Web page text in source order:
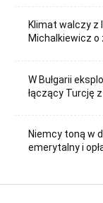
Klimat walczy z
Michalkiewicz
W Bułgarii
łączący Turcję
Niemcy toną w
emerytalny i